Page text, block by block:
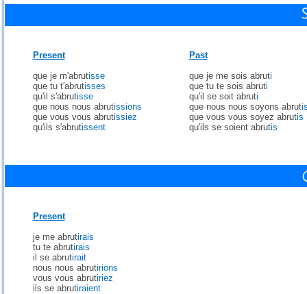
Present
que je m'abrutisse
que tu t'abrutisses
qu'il s'abrutisse
que nous nous abrutissions
que vous vous abrutissiez
qu'ils s'abrutissent
Past
que je me sois abruti
que tu te sois abruti
qu'il se soit abruti
que nous nous soyons abrut
que vous vous soyez abrutis
qu'ils se soient abrutis
Present
je me abrutirais
tu te abrutirais
il se abrutirait
nous nous abrutirions
vous vous abrutiriez
ils se abrutiraient